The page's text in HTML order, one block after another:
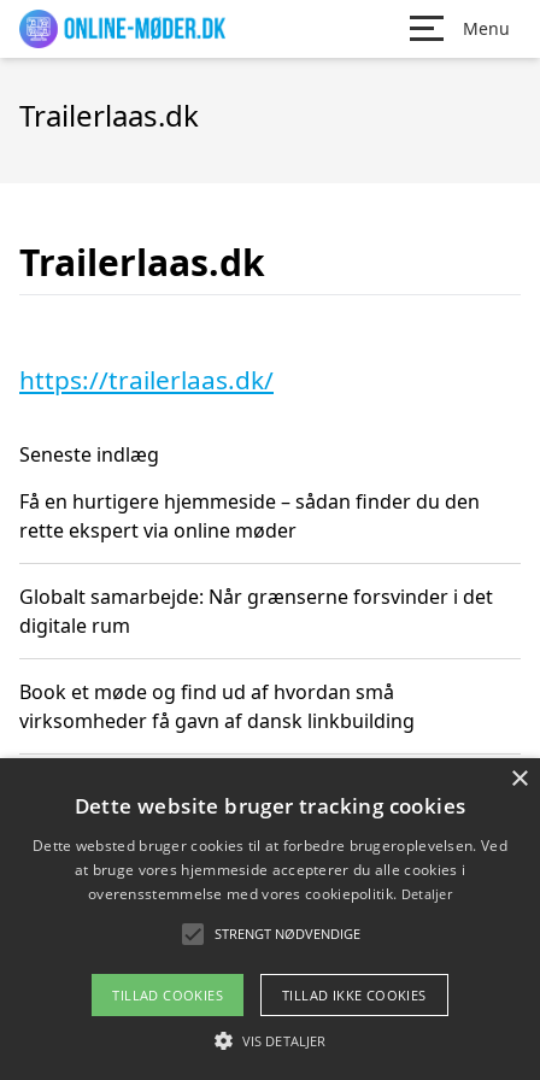
Menu
Trailerlaas.dk
Trailerlaas.dk
https://trailerlaas.dk/
Seneste indlæg
Få en hurtigere hjemmeside – sådan finder du den
rette ekspert via online møder
Globalt samarbejde: Når grænserne forsvinder i det
digitale rum
Book et møde og find ud af hvordan små
virksomheder få gavn af dansk linkbuilding
får du indgår et samarbejde
Hold et møde med en WordPress ekspert og vælg den
mest professionelle til at vedligeholde din løsning
Copyright 2026 - Pilanto Aps
Om / kontakt
×
Dette website bruger tracking cookies
Dette websted bruger cookies til at forbedre brugeroplevelsen. Ved
at bruge vores hjemmeside accepterer du alle cookies i
overensstemmelse med vores cookiepolitik. Detaljer
STRENGT NØDVENDIGE
TILLAD COOKIES TILLAD IKKE COOKIES
VIS DETALJER